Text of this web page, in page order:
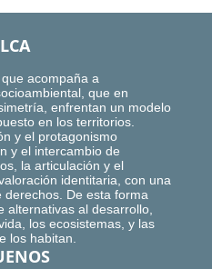
acompaña a
que en
enfrentan un modelo
en los territorios.
y el protagonismo
y el intercambio de
la articulación y el
identitaria, con una
derechos. De esta forma
alternativas al desarrollo,
los ecosistemas, y las
los habitan.